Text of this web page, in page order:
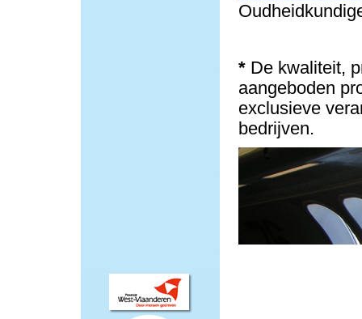
* De kwaliteit,
aangeboden
exclusieve
bedrijven.